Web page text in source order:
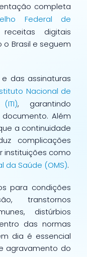
completa
Federal de
digitais
Brasil e seguem
das assinaturas
Nacional de
, garantindo
Além
a continuidade
complicações
instituições como
da Saúde (OMS).
para condições
transtornos
distúrbios
das normas
dia é essencial
agravamento do